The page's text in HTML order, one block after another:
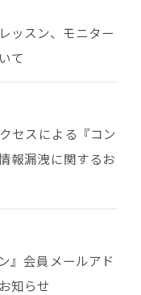
ッスン、モニター
て
セスによる『コン
報漏洩に関するお
』会員メールアド
知らせ